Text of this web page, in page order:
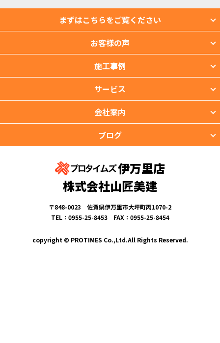
まずはこちらをご覧ください
お客様の声
施工事例
サービス
会社案内
ブログ
伊万里店
株式会社山匠美建
〒848-0023 佐賀県伊万里市大坪町丙1070-2
TEL：0955-25-8453 FAX：0955-25-8454
copyright © PROTIMES Co.,Ltd.All Rights Reserved.